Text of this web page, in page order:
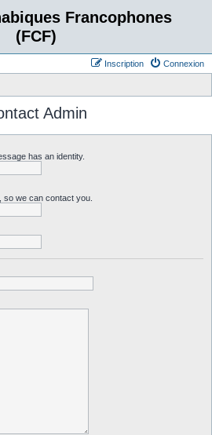
Francophones
(FCF)
Connexion
Inscription
Admin
has an identity.
so we can contact you.